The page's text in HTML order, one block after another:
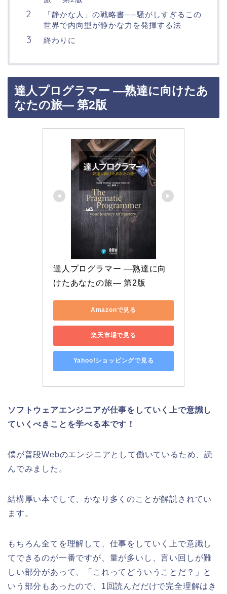
「静かな人」の戦略書──騒がしすぎるこの
世界で内向型が静かな力を発揮する法
終わりに
達人プログラマー ―熟達に向けたあ
なたの旅― 第2版
達人プログラマー ―熟達に向
けたあなたの旅― 第2版
Amazonで見る
楽天市場で見る
Yahoo!ショッピングで見る
ソフトウェアエンジニアが仕事をしていく上で意識し
ていくべきことを学べる本です！
僕が普段Webのエンジニアとして働いているため、読
んでみました。
結構厚い本でして、かなり多くのことが解説されてい
ます。
もちろん全てを理解して、仕事をしていく上で意識し
てできるのが一番ですが、量が多いし、言い回しが難
しい部分があって、「これってどういうことだ？」と
いう部分もあったので、1回読んだだけで完全理解はき